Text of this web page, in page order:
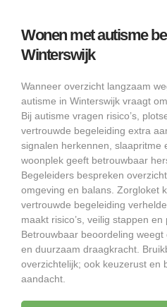
Wonen met autisme
Winterswijk
Wanneer overzicht langzaam
autisme in Winterswijk vraagt
Bij autisme vragen risico’s,
vertrouwde begeleiding extra
signalen herkennen, slaapritme
woonplek geeft betrouwbaar
Begeleiders bespreken
omgeving en balans. Zorgloket
vertrouwde begeleiding
maakt risico’s, veilig stappen
Betrouwbaar beoordeling
en duurzaam draagkracht.
overzichtelijk; ook keuzerust en
aandacht.